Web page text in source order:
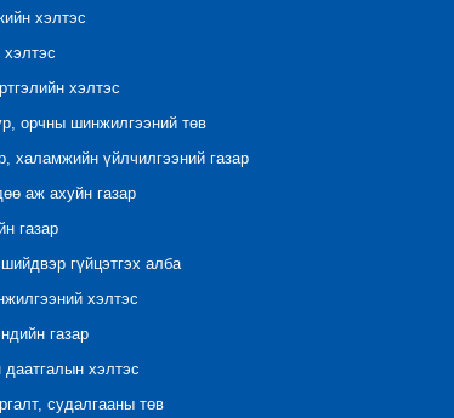
хэлтэс
хэлтэс
хэлтэс
орчны шинжилгээний төв
халамжийн үйлчилгээний газар
аж ахуйн газар
газар
гүйцэтгэх алба
хэлтэс
газар
даатгалын хэлтэс
судалгааны төв